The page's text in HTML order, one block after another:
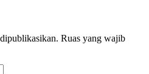
Ruas yang wajib